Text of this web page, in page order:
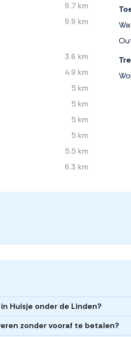
9.7 km
9.9 km
3.6 km
4.9 km
5 km
5 km
5 km
5 km
5.5 km
6.3 km
Huisje onder de Linden?
zonder vooraf te betalen?